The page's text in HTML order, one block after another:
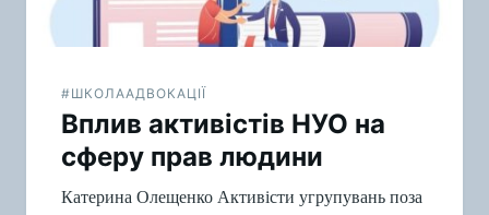
#ШКОЛААДВОКАЦІЇ
Вплив активістів НУО на
сферу прав людини
Катерина Олещенко Активісти угрупувань поза